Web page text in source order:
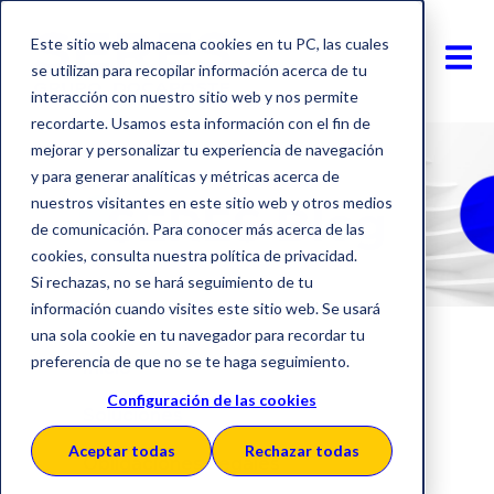
Este sitio web almacena cookies en tu PC, las cuales
se utilizan para recopilar información acerca de tu
interacción con nuestro sitio web y nos permite
recordarte. Usamos esta información con el fin de
mejorar y personalizar tu experiencia de navegación
y para generar analíticas y métricas acerca de
nuestros visitantes en este sitio web y otros medios
de comunicación. Para conocer más acerca de las
cookies, consulta nuestra política de privacidad.
Si rechazas, no se hará seguimiento de tu
información cuando visites este sitio web. Se usará
una sola cookie en tu navegador para recordar tu
preferencia de que no se te haga seguimiento.
Configuración de las cookies
Aceptar todas Rechazar todas
SERES Blog
Inicio
Obligaciones Legales